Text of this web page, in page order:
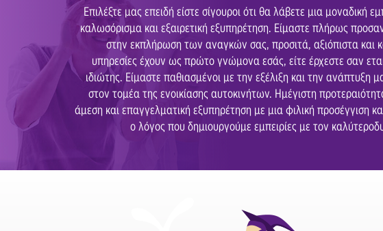
Επιλέξτε μας επειδή είστε σίγουροι ότι θα λάβετε μια μοναδική
καλωσόρισμα και εξαιρετική εξυπηρέτηση. Είμαστε πλήρως
στην εκπλήρωση των αναγκών σας, προσιτά, αξιόπιστα και
υπηρεσίες έχουν ως πρώτο γνώμονα εσάς, είτε έρχεστε σαν
ιδιώτης. Είμαστε παθιασμένοι με την εξέλιξη και την ανάπτυξη
στον τομέα της ενοικίασης αυτοκινήτων. Ημέγιστη
άμεση και επαγγελματική εξυπηρέτηση με μια φιλική προσέγγιση
ο λόγος που δημιουργούμε εμπειρίες με τον
"Excellent service. Very friendly, and helpful agents."
- Siobhan Thatcher, Južna Afrika